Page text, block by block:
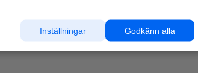
Godkänn alla
Inställningar